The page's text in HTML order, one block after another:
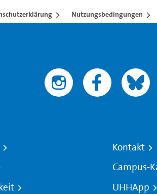
Nutzungsbedingungen
Kontakt
Campus-
UHHApp